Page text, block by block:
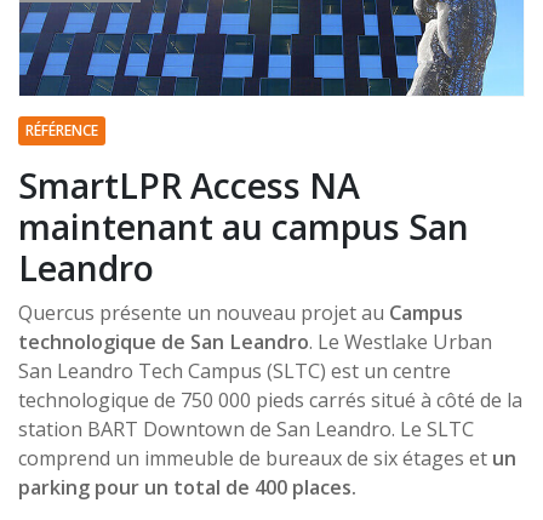
RÉFÉRENCE
SmartLPR Access NA
maintenant au campus San
Leandro
Quercus présente un nouveau projet au Campus
technologique de San Leandro. Le Westlake Urban
San Leandro Tech Campus (SLTC) est un centre
technologique de 750 000 pieds carrés situé à côté de la
station BART Downtown de San Leandro. Le SLTC
comprend un immeuble de bureaux de six étages et un
parking pour un total de 400 places.